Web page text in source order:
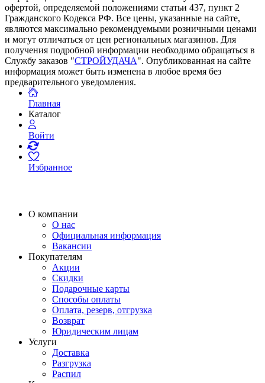
офертой, определяемой положениями статьи 437, пункт 2
Гражданского Кодекса РФ. Все цены, указанные на сайте,
являются максимально рекомендуемыми розничными ценами
и могут отличаться от цен региональных магазинов. Для
получения подробной информации необходимо обращаться в
Службу заказов "СТРОЙУДАЧА". Опубликованная на сайте
информация может быть изменена в любое время без
предварительного уведомления.
Главная
Каталог
Войти
Избранное
О компании
О нас
Официальная информация
Вакансии
Покупателям
Акции
Скидки
Подарочные карты
Способы оплаты
Оплата, резерв, отгрузка
Возврат
Юридическим лицам
Услуги
Доставка
Разгрузка
Распил